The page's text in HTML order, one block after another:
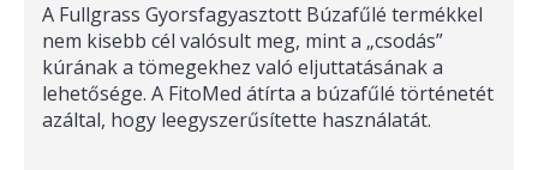
A Fullgrass Gyorsfagyasztott Búzafűlé termékkel
nem kisebb cél valósult meg, mint a „csodás”
kúrának a tömegekhez való eljuttatásának a
lehetősége. A FitoMed átírta a búzafűlé történetét
azáltal, hogy leegyszerűsítette használatát.